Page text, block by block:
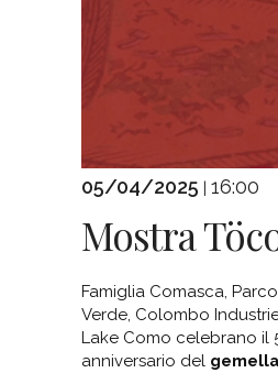
05/04/2025 | 16:00
Mostra
Famiglia Comasca,
Verde, Colombo
Lake Como celebrano il
anniversario del